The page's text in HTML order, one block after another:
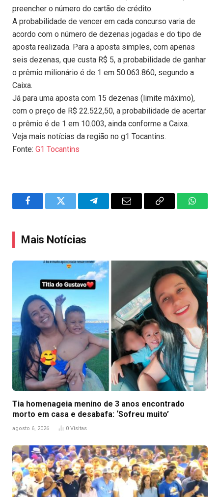
preencher o número do cartão de crédito.
A probabilidade de vencer em cada concurso varia de
acordo com o número de dezenas jogadas e do tipo de
aposta realizada. Para a aposta simples, com apenas
seis dezenas, que custa R$ 5, a probabilidade de ganhar
o prêmio milionário é de 1 em 50.063.860, segundo a
Caixa.
Já para uma aposta com 15 dezenas (limite máximo),
com o preço de R$ 22.522,50, a probabilidade de acertar
o prêmio é de 1 em 10.003, ainda conforme a Caixa.
Veja mais notícias da região no g1 Tocantins.
Fonte: G1 Tocantins
FacebookTwitter TelegramEmail
Copy
Mais Notícias
Tia homenageia menino de 3 anos encontrado
morto em casa e desabafa: ‘Sofreu muito’
agosto 6, 2026 0 Visitas